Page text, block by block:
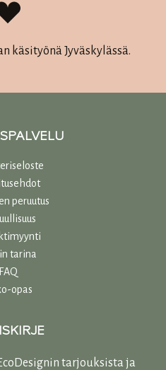
käsityönä Jyväskylässä.
peruutus
s
tarina
FAQ
opas
tarjouksista ja